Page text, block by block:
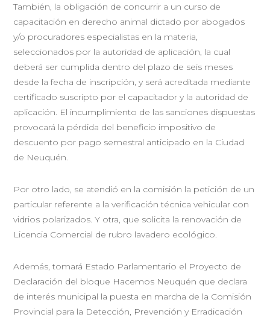
También, la obligación de concurrir a un curso de
capacitación en derecho animal dictado por abogados
y/o procuradores especialistas en la materia,
seleccionados por la autoridad de aplicación, la cual
deberá ser cumplida dentro del plazo de seis meses
desde la fecha de inscripción, y será acreditada mediante
certificado suscripto por el capacitador y la autoridad de
aplicación. El incumplimiento de las sanciones dispuestas
provocará la pérdida del beneficio impositivo de
descuento por pago semestral anticipado en la Ciudad
de Neuquén.
Por otro lado, se atendió en la comisión la petición de un
particular referente a la verificación técnica vehicular con
vidrios polarizados. Y otra, que solicita la renovación de
Licencia Comercial de rubro lavadero ecológico.
Además, tomará Estado Parlamentario el Proyecto de
Declaración del bloque Hacemos Neuquén que declara
de interés municipal la puesta en marcha de la Comisión
Provincial para la Detección, Prevención y Erradicación